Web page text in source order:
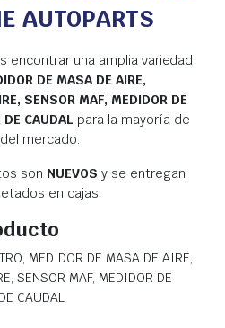
AUTOPARTS
encontrar una amplia variedad
DE MASA DE AIRE,
SENSOR MAF, MEDIDOR DE
DE CAUDAL para la mayoría de
mercado.
son NUEVOS y se entregan
en cajas.
MEDIDOR DE MASA DE AIRE,
SENSOR MAF, MEDIDOR DE
CAUDAL